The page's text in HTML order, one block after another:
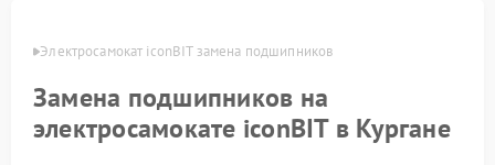
Электросамокат iconBIT замена подшипников
Замена подшипников на
электросамокате iconBIT в Кургане